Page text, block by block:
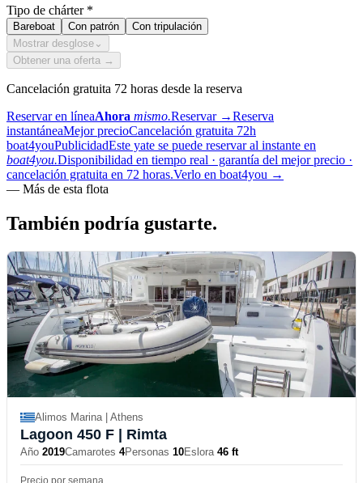
Tipo de chárter *
Bareboat Con patrón
Con tripulación
Mostrar desglose ⌄
Obtener una oferta →
Cancelación gratuita 72 horas desde la reserva
Reservar en líneaAhora mismo.Reservar →Reserva
instantáneaMejor precioCancelación gratuita 72h
boat4youPublicidadEste yate se puede reservar al instante en
boat4you.Disponibilidad en tiempo real · garantía del mejor precio ·
cancelación gratuita en 72 horas.Verlo en boat4you →
— Más de esta flota
También podría gustarte.
Alimos Marina | Athens
Lagoon 450 F | Rimta
Año 2019Camarotes 4Personas 10Eslora 46 ft
Precio por semana